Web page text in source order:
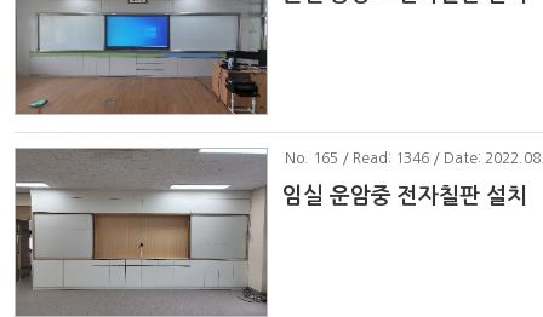
No . 165 / Read: 1346 / Date:
임실 운암중 전자칠판 설치